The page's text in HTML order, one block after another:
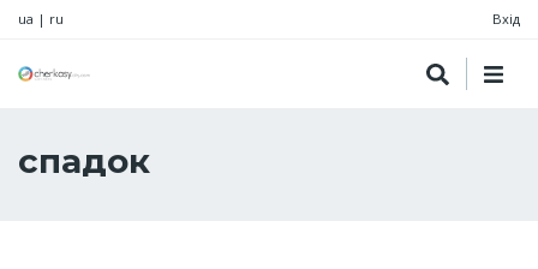
ua | ru Вхід
спадок